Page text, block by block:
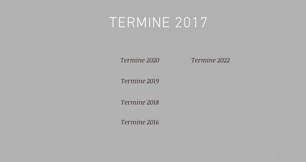
TERMINE 2017
Termine 2020 Termine 2022
Termine 2019
Termine 2018
Termine 2016